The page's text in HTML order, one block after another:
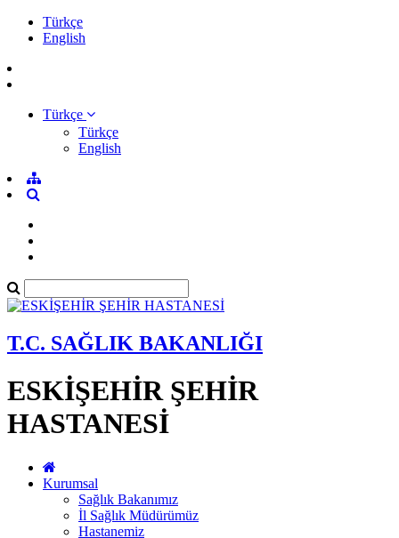
Türkçe
English
Türkçe
Türkçe
English
T.C. SAĞLIK BAKANLIĞI
ESKİŞEHİR ŞEHİR
HASTANESİ
Kurumsal
Sağlık Bakanımız
İl Sağlık Müdürümüz
Hastanemiz